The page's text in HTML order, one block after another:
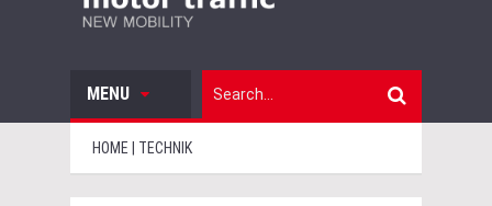
MENU
HOME | TECHNIK